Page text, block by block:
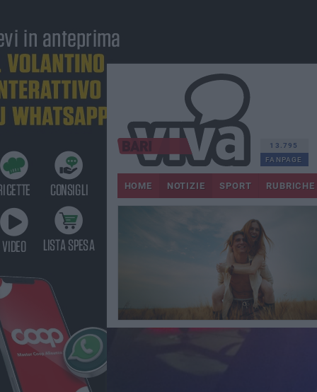
13.795
FANPAGE
HOME NOTIZIE SPORT RUBRICHE